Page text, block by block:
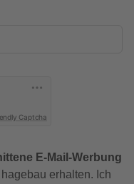
Captcha
E-Mail-Werbung
erhalten. Ich